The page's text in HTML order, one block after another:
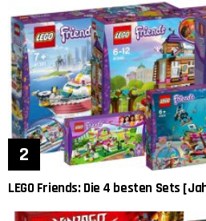
LEGO Friends: Die 4 besten Sets